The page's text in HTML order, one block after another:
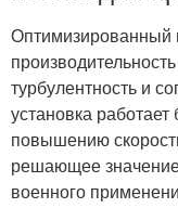
Оптимизированный
турбулентность и
установка
повышению
решающее значение
военного